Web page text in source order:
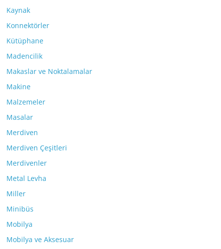
Kaynak
Konnektörler
Kütüphane
Madencilik
Makaslar ve Noktalamalar
Makine
Malzemeler
Masalar
Merdiven
Merdiven Çeşitleri
Merdivenler
Metal Levha
Miller
Minibüs
Mobilya
Mobilya ve Aksesuar